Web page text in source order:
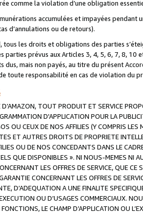
comme la violation d’une obligation
accumulées et impayées
d’annulations ou de retours).
les droits et obligations des parties
parties prévus aux Articles 3, 4, 5, 6, 7, 8,
mais non payés, au titre du présent
toute responsabilité en cas de violation du
D’AMAZON, TOUT PRODUIT ET SERVICE
D'APPLICATION POUR LA
OU CEUX DE NOS AFFILIES (Y COMPRIS
ET AUTRES DROITS DE PROPRIETE
OU DE NOS CONCEDANTS DANS LE
QUE DISPONIBLES ». NI NOUS-MEMES NI
LES OFFRES DE SERVICE, QUE
CONCERNANT LES OFFRES DE
D’ADEQUATION A UNE FINALITE
OU D’USAGES COMMERCIAUX.
LE CHAMP D’APPLICATION OU